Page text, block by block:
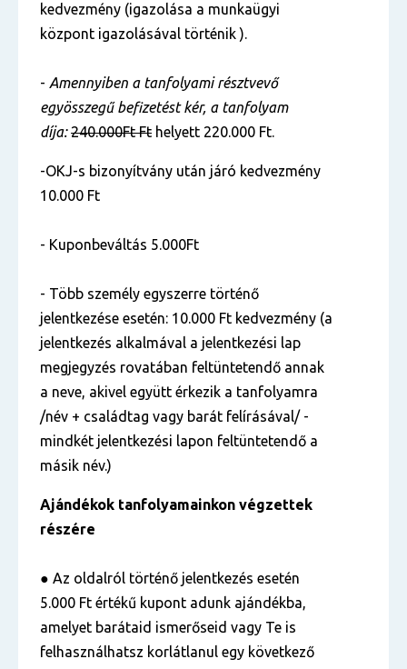
kedvezmény (igazolása a munkaügyi
központ igazolásával történik ).
- Amennyiben a tanfolyami résztvevő
egyösszegű befizetést kér, a tanfolyam
díja: 240.000Ft Ft helyett 220.000 Ft.
-OKJ-s bizonyítvány után járó kedvezmény
10.000 Ft
- Kuponbeváltás 5.000Ft
- Több személy egyszerre történő
jelentkezése esetén: 10.000 Ft kedvezmény (a
jelentkezés alkalmával a jelentkezési lap
megjegyzés rovatában feltüntetendő annak
a neve, akivel együtt érkezik a tanfolyamra
/név + családtag vagy barát felírásával/ -
mindkét jelentkezési lapon feltüntetendő a
másik név.)
Ajándékok tanfolyamainkon végzettek
részére
● Az oldalról történő jelentkezés esetén
5.000 Ft értékű kupont adunk ajándékba,
amelyet barátaid ismerőseid vagy Te is
felhasználhatsz korlátlanul egy következő